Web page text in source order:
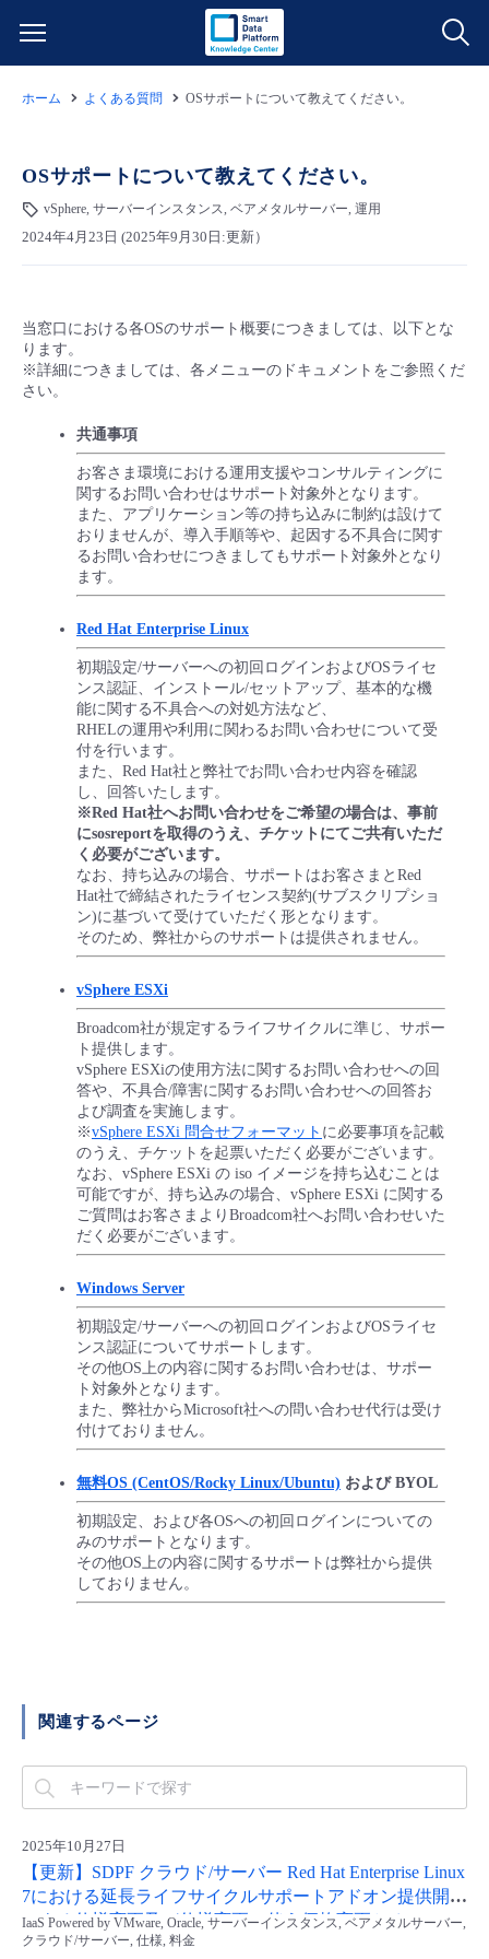
サービス一覧
データ利活用
クラウド/サーバー
サポート
管理機能
よくある質問
データ利活用
モニタリング/監査
サポート
すべてのメニューを見る
料金情報
ネットワーク
IoT
サポート
すべてのメニューを見る
■ 管理機能
■ セットアップガイド
- 新規お申し込み方法
- 初期設定・確認
- ユーザー機能の管理
- 登録情報の管理
- APIリファレンス
■ 基本構築ガイド
- クラウド / サーバー
- Flexible InterConnect
- Flexible Remote Access
- vUTM2
ユースケース
- セキュリティ・監査
- データと分析
- マルチクラウド利用
- リモートワーク
- ITインフラストラクチャー
- その他
故障/メンテナンス情報
サービス稼働状況
故障/メンテナンス履歴
定期メンテナンス
パートナー
販売パートナー向けプログラム
協業パートナー
トレーニング/操作動画
脱炭素化
ホーム よくある質問 OSサポートについて教えてください。
OSサポートについて教えてください。
vSphere, サーバーインスタンス, ベアメタルサーバー, 運用
2024年4月23日 (2025年9月30日:更新）
当窓口における各OSのサポート概要につきましては、以下とな
ります。
※詳細につきましては、各メニューのドキュメントをご参照くだ
さい。
共通事項
お客さま環境における運用支援やコンサルティングに
関するお問い合わせはサポート対象外となります。
また、アプリケーション等の持ち込みに制約は設けて
おりませんが、導入手順等や、起因する不具合に関す
るお問い合わせにつきましてもサポート対象外となり
ます。
Red Hat Enterprise Linux
初期設定/サーバーへの初回ログインおよびOSライセ
ンス認証、インストール/セットアップ、基本的な機
能に関する不具合への対処方法など、
RHELの運用や利用に関わるお問い合わせについて受
付を行います。
また、Red Hat社と弊社でお問い合わせ内容を確認
し、回答いたします。
※Red Hat社へお問い合わせをご希望の場合は、事前
にsosreportを取得のうえ、チケットにてご共有いただ
く必要がございます。
なお、持ち込みの場合、サポートはお客さまとRed
Hat社で締結されたライセンス契約(サブスクリプショ
ン)に基づいて受けていただく形となります。
そのため、弊社からのサポートは提供されません。
vSphere ESXi
Broadcom社が規定するライフサイクルに準じ、サポー
ト提供します。
vSphere ESXiの使用方法に関するお問い合わせへの回
答や、不具合/障害に関するお問い合わせへの回答お
よび調査を実施します。
※vSphere ESXi 問合せフォーマット に必要事項を記載
のうえ、チケットを起票いただく必要がございます。
なお、vSphere ESXi の iso イメージを持ち込むことは
可能ですが、持ち込みの場合、vSphere ESXi に関する
ご質問はお客さまよりBroadcom社へお問い合わせいた
だく必要がございます。
Windows Server
初期設定/サーバーへの初回ログインおよびOSライセ
ンス認証についてサポートします。
その他OS上の内容に関するお問い合わせは、サポー
ト対象外となります。
また、弊社からMicrosoft社への問い合わせ代行は受け
付けておりません。
無料OS (CentOS/Rocky Linux/Ubuntu) および BYOL
初期設定、および各OSへの初回ログインについての
みのサポートとなります。
その他OS上の内容に関するサポートは弊社から提供
しておりません。
関連するページ
2025年10月27日
【更新】SDPF クラウド/サーバー Red Hat Enterprise Linux
7における延長ライフサイクルサポートアドオン提供開始
による仕様変更及び仕様変更に伴う価格変更とオフィシ
ャルイメージテンプレート新規販売停止
IaaS Powered by VMware, Oracle, サーバーインスタンス, ベアメタルサーバー,
クラウド/サーバー, 仕様, 料金